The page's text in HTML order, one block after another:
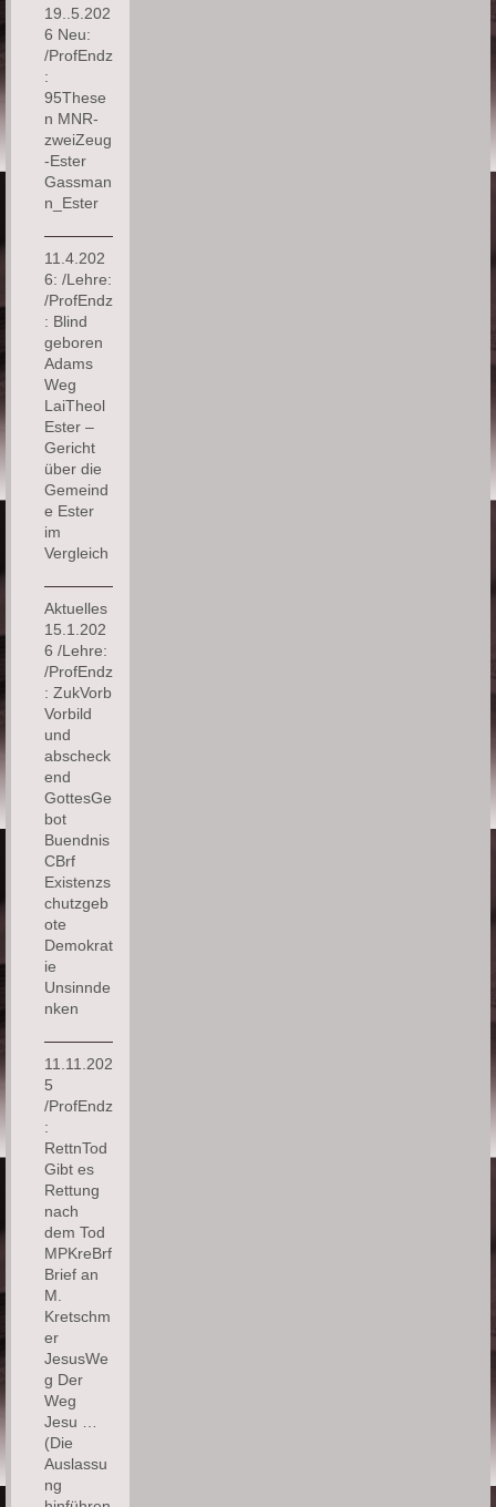
19..5.202
6 Neu:
/ProfEndz
:
95These
n MNR-
zweiZeug
-Ester
Gassman
n_Ester
11.4.202
6: /Lehre:
/ProfEndz
: Blind
geboren
Adams
Weg
LaiTheol
Ester –
Gericht
über die
Gemeind
e Ester
im
Vergleich
Aktuelles
15.1.202
6 /Lehre:
/ProfEndz
: ZukVorb
Vorbild
und
abscheck
end
GottesGe
bot
Buendnis
CBrf
Existenzs
chutzgeb
ote
Demokrat
ie
Unsinnde
nken
11.11.202
5
/ProfEndz
:
RettnTod
Gibt es
Rettung
nach
dem Tod
MPKreBrf
Brief an
M.
Kretschm
er
JesusWe
g Der
Weg
Jesu …
(Die
Auslassu
ng